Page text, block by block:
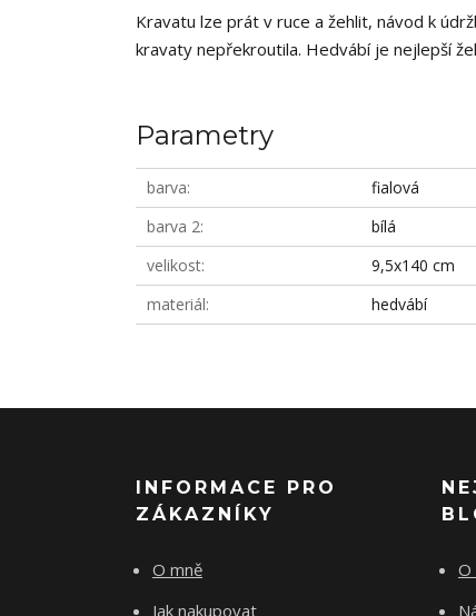
Kravatu lze prát v ruce a žehlit, návod k
kravaty nepřekroutila. Hedvábí je nejlepší
Parametry
barva
fialová
barva 2
bílá
velikost
9,5x140 cm
materiál
hedvábí
INFORMACE PRO
ZÁKAZNÍKY
O mně
Jak nakupovat
O